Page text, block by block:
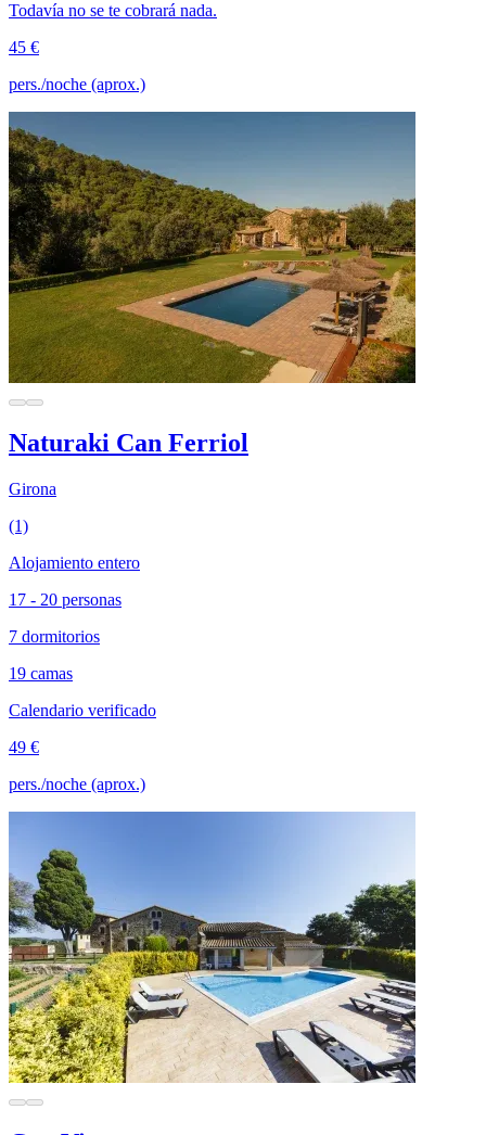
Todavía no se te cobrará nada.
45 €
pers./noche (aprox.)
Naturaki Can Ferriol
Girona
(1)
Alojamiento entero
17 - 20 personas
7 dormitorios
19 camas
Calendario verificado
49 €
pers./noche (aprox.)